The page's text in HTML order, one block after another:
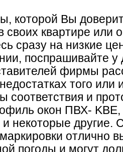
которой Вы
своих квартире или
сразу на низкие
поспрашивайте у
фирмы
того или
соответствия и
окон ПВХ- KBE,
некоторые другие.
отлично
погоды и могут